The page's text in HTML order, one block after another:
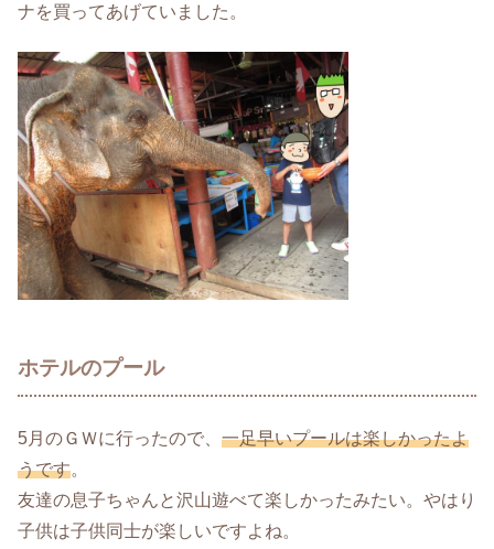
ナを買ってあげていました。
ホテルのプール
5月のＧＷに行ったので、 一足早いプールは楽しかったよ
うです。
友達の息子ちゃんと沢山遊べて楽しかったみたい。やはり
子供は子供同士が楽しいですよね。